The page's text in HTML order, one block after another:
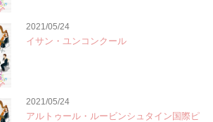
2021/05/24
イサン・ユンコンクール
2021/05/24
アルトゥール・ルービンシュタイン国際ピ